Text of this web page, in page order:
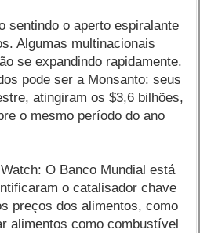
o aperto espiralante
Algumas multinacionais
se expandindo rapidamente.
pode ser a Monsanto: seus
atingiram os $3,6 bilhões,
o mesmo período do ano
O Banco Mundial está
o catalisador chave
preços dos alimentos, como
alimentos como combustível